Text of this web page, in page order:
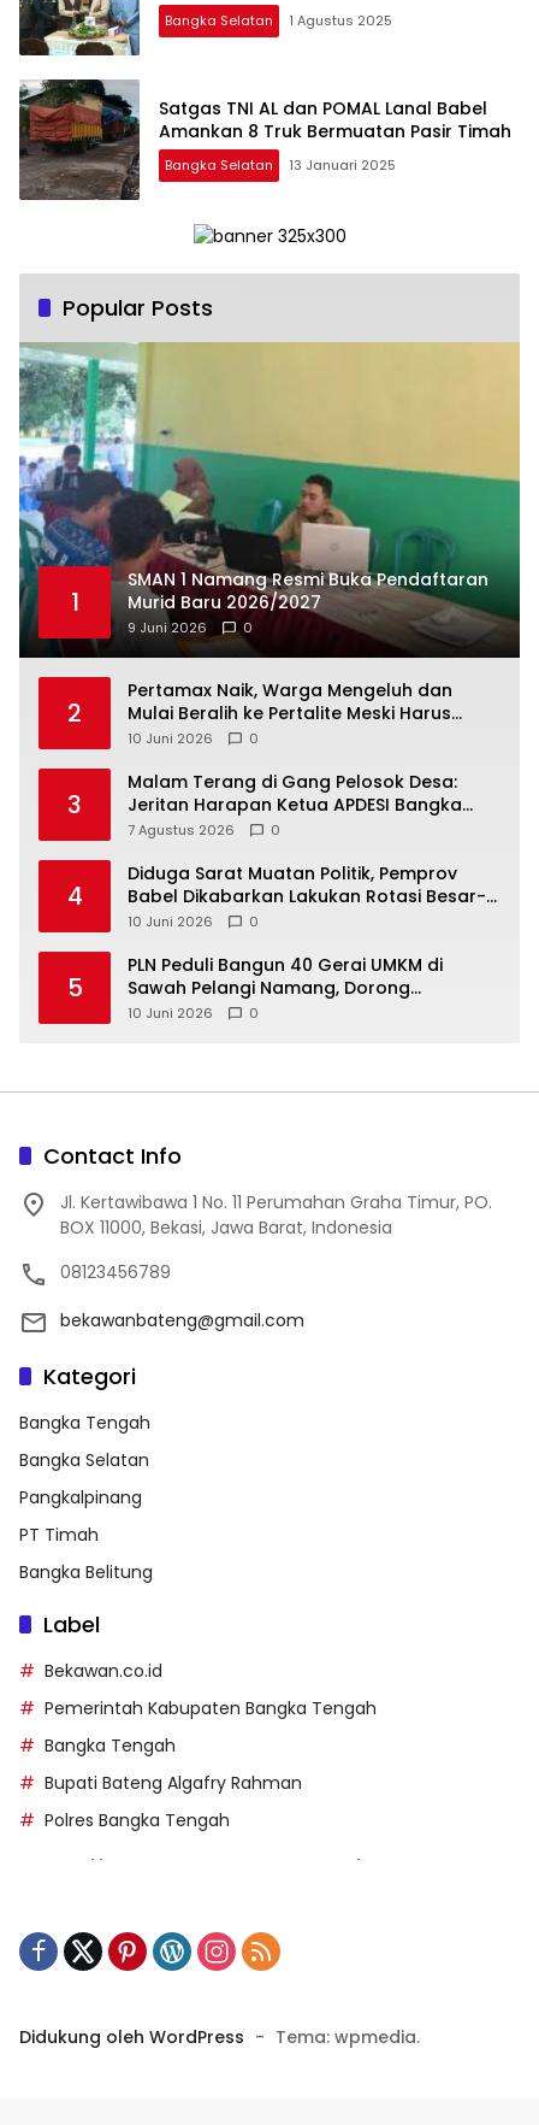
Bangka Selatan 1 Agustus 2025
Satgas TNI AL dan POMAL Lanal Babel
Amankan 8 Truk Bermuatan Pasir Timah
Bangka Selatan 13 Januari 2025
Popular Posts
1
SMAN 1 Namang Resmi Buka Pendaftaran
Murid Baru 2026/2027
9 Juni 2026 0
2
‎Pertamax Naik, Warga Mengeluh dan
Mulai Beralih ke Pertalite Meski Harus
10 Juni 2026 0
3
Malam Terang di Gang Pelosok Desa:
Jeritan Harapan Ketua APDESI Bangka
Tengah untuk PLN Babel
7 Agustus 2026 0
4
‎Diduga Sarat Muatan Politik, Pemprov
Babel Dikabarkan Lakukan Rotasi Besar-
10 Juni 2026 0
5
‎PLN Peduli Bangun 40 Gerai UMKM di
Sawah Pelangi Namang, Dorong
10 Juni 2026 0
Contact Info
Jl. Kertawibawa 1 No. 11 Perumahan Graha Timur, PO.
BOX 11000, Bekasi, Jawa Barat, Indonesia
08123456789
bekawanbateng@gmail.com
Kategori
Bangka Tengah
Bangka Selatan
Pangkalpinang
PT Timah
Bangka Belitung
Label
Bekawan.co.id
Pemerintah Kabupaten Bangka Tengah
Bangka Tengah
Bupati Bateng Algafry Rahman
Polres Bangka Tengah
https://kecsitim.sitarokab.go.id/
https://ukpbj.natunakab.go.id/
Didukung oleh WordPress - Tema: wpmedia.